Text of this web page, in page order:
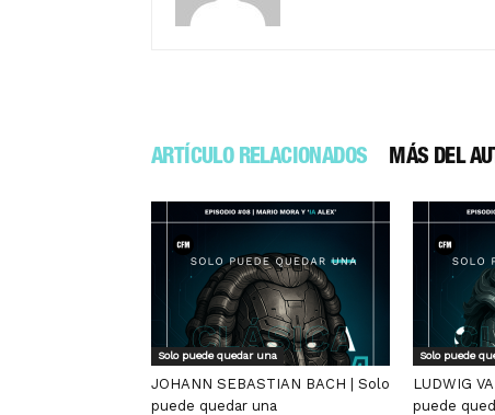
ARTÍCULO RELACIONADOS MÁS DEL
Solo puede quedar una
JOHANN SEBASTIAN BACH | Solo
puede quedar una
Solo puede
LUDWIG
puede